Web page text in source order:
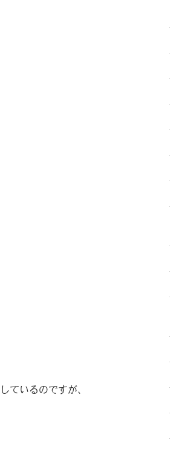
ているのですが、